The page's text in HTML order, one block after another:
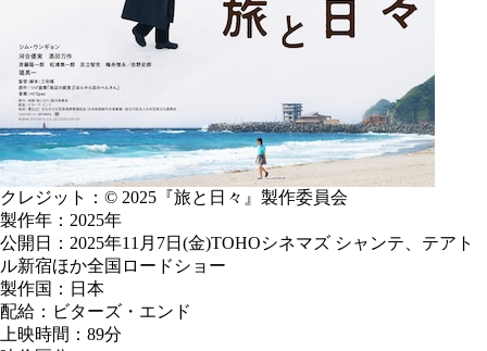
クレジット：© 2025『旅と日々』製作委員会
製作年：2025年
公開日：2025年11月7日(金)TOHOシネマズ シャンテ、テアト
ル新宿ほか全国ロードショー
製作国：日本
配給：ビターズ・エンド
上映時間：89分